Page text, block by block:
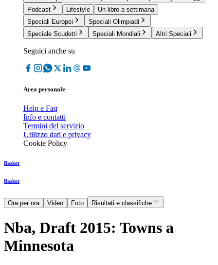
Podcast
Lifestyle
Un libro a settimana
Speciali Europei
Speciali Olimpiadi
Speciale Scudetti
Speciali Mondiali Altri Speciali
Seguici anche su
Area personale
Help e Faq
Info e contatti
Termini del servizio
Utilizzo dati e privacy
Cookie Policy
Basket
Basket
Ora per ora Video Foto Risultati e classifiche
Nba, Draft 2015: Towns a
Minnesota